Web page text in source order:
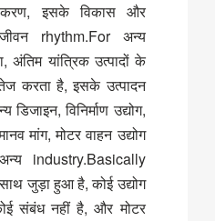
इसके विकास और
rhythm.For अन्य
अंतिम यांत्रिक उत्पादों के
करता है, इसके उत्पादन
विनिर्माण उद्योग,
मांग, मोटर वाहन उद्योग
industry.Basically
जुड़ा हुआ है, कोई उद्योग
संबंध नहीं है, और मोटर